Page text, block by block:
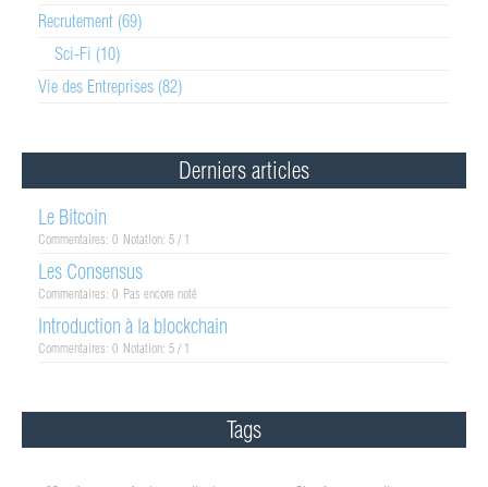
Recrutement (69)
Sci-Fi (10)
Vie des Entreprises (82)
Derniers articles
Le Bitcoin
Commentaires: 0 Notation: 5 / 1
Les Consensus
Commentaires: 0 Pas encore noté
Introduction à la blockchain
Commentaires: 0 Notation: 5 / 1
Tags